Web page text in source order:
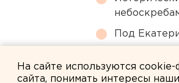
Под
На сайте используются
сайта, понимать интересы